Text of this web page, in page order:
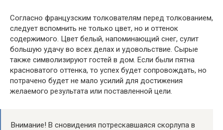
Согласно французским толкователям перед толкованием,
следует вспомнить не только цвет, но и оттенок
содержимого. Цвет белый, напоминающий снег, сулит
большую удачу во всех делах и удовольствие. Сырые
также символизируют гостей в дом. Если были пятна
красноватого оттенка, то успех будет сопровождать, но
потрачено будет не мало усилий для достижения
желаемого результата или поставленной цели.
Внимание! В сновидения потрескавшаяся скорлупа в